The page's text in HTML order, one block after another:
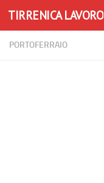
Skip to content
TIRRENICA LAVORO
PORTOFERRAIO